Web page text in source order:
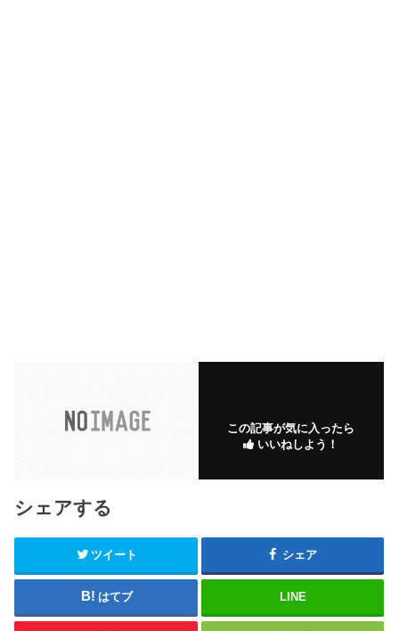
この記事が気に入ったら
いいねしよう！
シェアする
ツイート シェア
はてブ LINE